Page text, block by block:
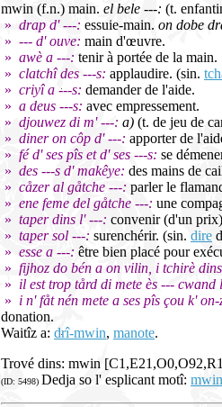
mwin (f.n.) main. el bele ---: (t.
» drap d' ---: essuie-main. on dobe
» --- d' ouve: main d'œuvre.
» awè a ---: tenir à portée de la main.
» clatchî des ---s: applaudire. (sin.
» criyî a ---s: demander de l'aide.
» a deus ---s: avec empressement.
» djouwez di m' ---: a) (t. de jeu de
» diner on côp d' ---: apporter de
» fé d' ses pîs et d' ses ---s: se
» des ---s d' makêye: des mains de
» cåzer al gåtche ---: parler le
» ene feme del gåtche ---: une
» taper dins l' ---: convenir (d'un
» taper sol ---: surenchérir. (sin. dire
» esse a ---: être bien placé pour
» fijhoz do bén a on vilin, i tchirè
» il est trop tård di mete ès --- cwand
» i n' fåt nén mete a ses pîs çou k'
donation.
Waitîz a: drî-mwin, manote.
Trové dins: mwin
(ID: 5498) Dedja so l' esplicant motî: mwin